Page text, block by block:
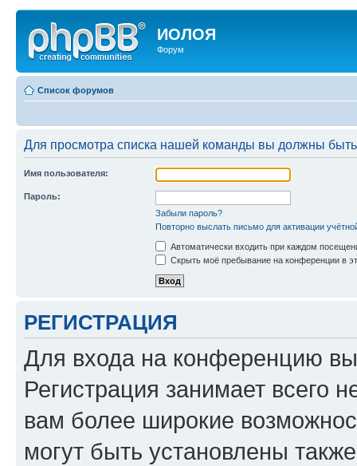
ИОЛОЯ
Форум
Список форумов
Для просмотра списка нашей команды вы должны
Имя пользователя:
Пароль:
Забыли пароль?
Повторно выслать письмо для активации
Автоматически входить при каждом
Скрыть моё пребывание на конференции в
РЕГИСТРАЦИЯ
Для входа на конференцию
Регистрация занимает всего
вам более широкие
могут быть установлены